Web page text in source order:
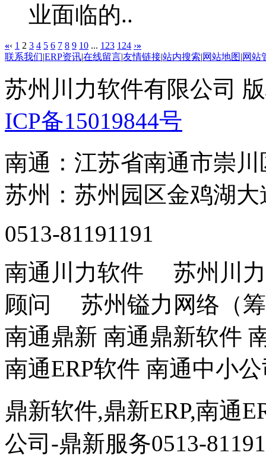
业面临的..
«‹ 1 2 3 4 5 6 7 8 9 10 ... 123 124 ›»
联系我们|ERP资讯|在线留言|友情链接|站内搜索|网站地图|网站
苏州川力软件有限公司
ICP备15019844号
南通：江苏省南通市崇
苏州：苏州园区金鸡湖
0513-81191191
南通川力软件 苏州川
顾问 苏州镒力网络（
南通鼎新 南通鼎新软件
南通ERP软件 南通中小
鼎新软件,鼎新ERP,南通
公司 -鼎新服务0513-